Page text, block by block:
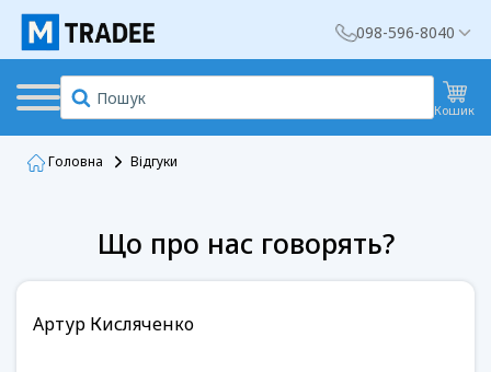
098-596-8040
Кошик
Головна Відгуки
Що про нас говорять?
Артур Кисляченко